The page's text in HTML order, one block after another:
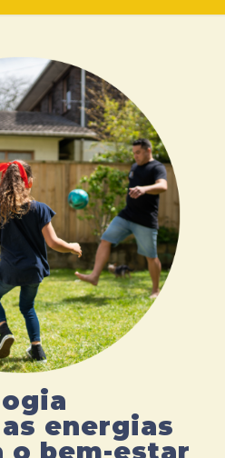
energias
o bem-estar